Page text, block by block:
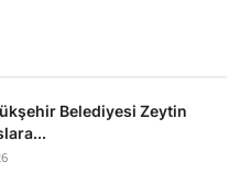
Belediyesi Zeytin